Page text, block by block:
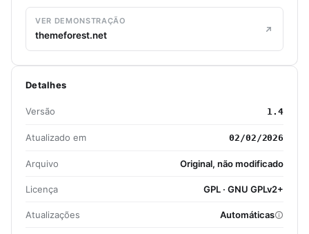
VER DEMONSTRAÇÃO
themeforest.net
Detalhes
Versão 1.4
Atualizado em 02/02/2026
Arquivo Original, não modificado
Licença GPL · GNU GPLv2+
Atualizações Automáticas